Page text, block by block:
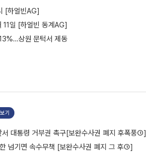
[하얼빈AG]
11일 [하얼빈 동계AG]
상원 문턱서 제동
기
대통령 거부권 촉구[보완수사권 폐지 후폭풍①]
넘기면 속수무책 [보완수사권 폐지 그 후①]